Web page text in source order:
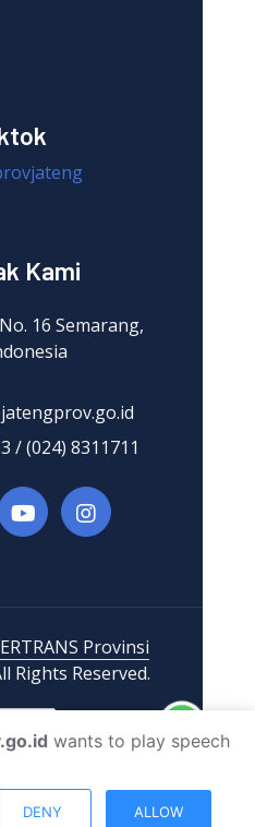
Kami
16 Semarang,
/ (024) 8311711
Provinsi
Rights Reserved.
wants to play speech
DENY ALLOW